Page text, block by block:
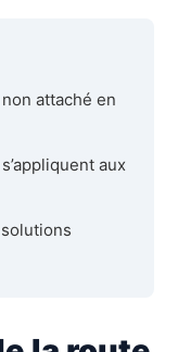
attaché en
aux